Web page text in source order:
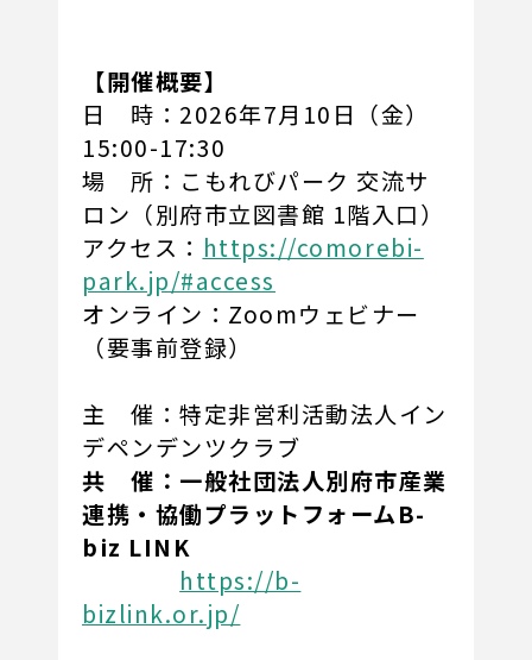
【開催概要】
日 時：2026年7月10日（金）
15:00-17:30
場 所：こもれびパーク 交流サ
ロン（別府市立図書館 1階入口）
アクセス： https://comorebi-
park.jp/#access
オンライン：Zoomウェビナー
（要事前登録）
主 催：特定非営利活動法人イン
デペンデンツクラブ
共 催：一般社団法人別府市産業
連携・協働プラットフォームB-
biz LINK
https://b-
bizlink.or.jp/